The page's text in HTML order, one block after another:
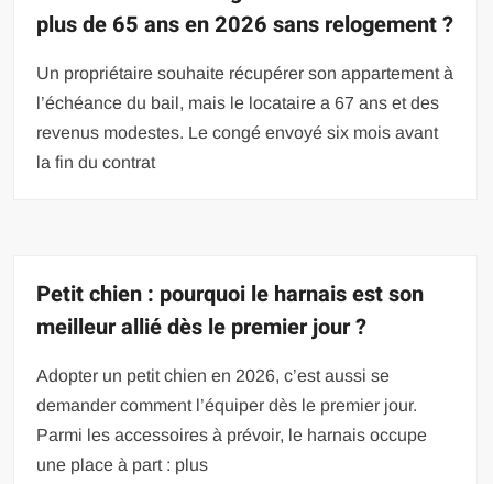
plus de 65 ans en 2026 sans relogement ?
Un propriétaire souhaite récupérer son appartement à
l’échéance du bail, mais le locataire a 67 ans et des
revenus modestes. Le congé envoyé six mois avant
la fin du contrat
Petit chien : pourquoi le harnais est son
meilleur allié dès le premier jour ?
Adopter un petit chien en 2026, c’est aussi se
demander comment l’équiper dès le premier jour.
Parmi les accessoires à prévoir, le harnais occupe
une place à part : plus